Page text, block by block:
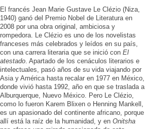
El francés Jean Marie Gustave Le Clézio (Niza,
1940) ganó del Premio Nobel de Literatura en
2008 por una obra original, ambiciosa y
rompedora. Le Clézio es uno de los novelistas
franceses más celebrados y leídos en su país,
con una carrera literaria que se inició con El
atestado . Apartado de los cenáculos literarios e
intelectuales, pasó años de su vida viajando por
Asia y América hasta recalar en 1977 en México,
donde vivió hasta 1992, año en que se traslada a
Alburquerque, Nuevo México. Pero Le Clézio,
como lo fueron Karem Blixen o Henning Mankell,
es un apasionado del continente africano, porque
allí está la raíz de la humanidad, y en Onitsha